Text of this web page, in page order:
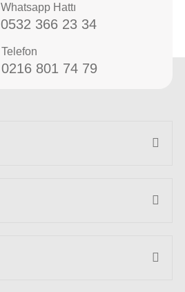
Whatsapp Hattı
0532 366 23 34
Telefon
0216 801 74 79